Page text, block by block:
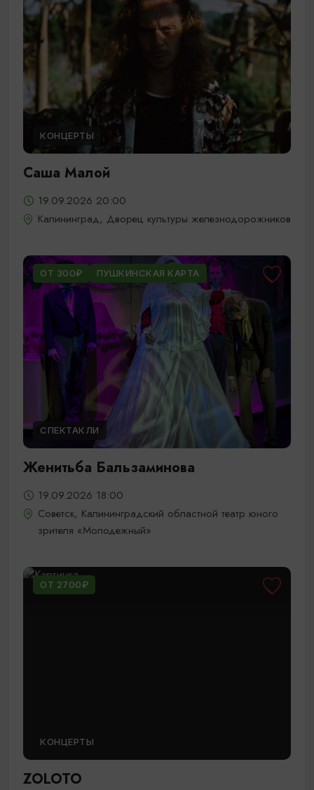
КОНЦЕРТЫ
Саша Малой
19.09.2026 20:00
Калининград, Дворец культуры железнодорожников
ОТ 300₽ ПУШКИНСКАЯ КАРТА
СПЕКТАКЛИ
Женитьба Бальзаминова
19.09.2026 18:00
Советск, Калининградский областной театр юного
зрителя «Молодежный»
ОТ 2700₽
КОНЦЕРТЫ
ZOLOTO